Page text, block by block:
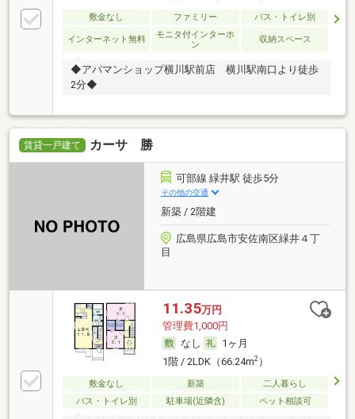
敷金なし ファミリー バス・トイレ別
インターネット無料
モニタ付インターホ
ン
収納スペース
◆アパマンショップ横川駅前店 横川駅南口より徒歩
2分◆
賃貸一戸建て カーサ 勝
可部線 緑井駅 徒歩5分
その他の交通
新築 / 2階建
広島県広島市安佐南区緑井４丁
目
11.35万円
管理費1,000円
なし
1ヶ月
1階 / 2LDK（66.24m2）
敷金なし 新築
二人暮らし
バス・トイレ別
駐車場(近隣含) ペット相談可